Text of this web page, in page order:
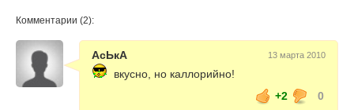
Комментарии (2):
АсЬкА 13 марта 2010
вкусно, но каллорийно!
+2
0